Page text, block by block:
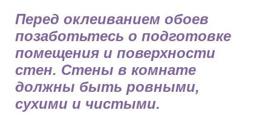
Перед оклеиванием обоев
позаботьтесь о подготовке
помещения и поверхности
стен. Стены в комнате
должны быть ровными,
сухими и чистыми.